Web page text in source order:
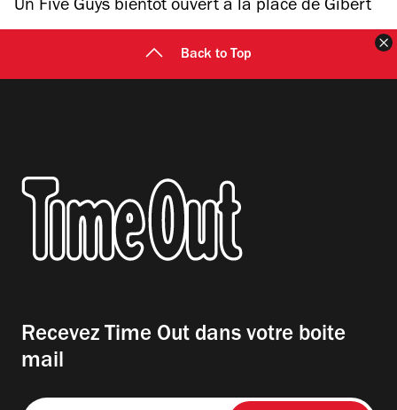
Un Five Guys bientôt ouvert à la place de Gibert
Back to Top
Recevez Time Out dans votre boite
mail